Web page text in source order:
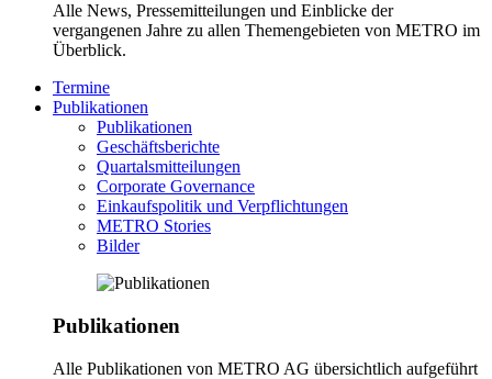
Alle News, Pressemitteilungen und Einblicke der
vergangenen Jahre zu allen Themengebieten von METRO im
Überblick.
Termine
Publikationen
Publikationen
Geschäftsberichte
Quartalsmitteilungen
Corporate Governance
Einkaufspolitik und Verpflichtungen
METRO Stories
Bilder
Publikationen
Alle Publikationen von METRO AG übersichtlich aufgeführt